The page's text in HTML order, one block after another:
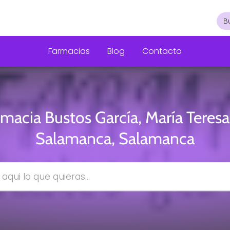
Farmacias Blog Contacto
Bustos García, María
Salamanca, Salamanca